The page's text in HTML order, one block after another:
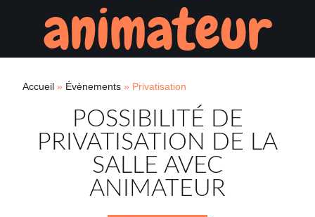
animateur
Accueil » Évènements » Privatisation
POSSIBILITÉ DE
PRIVATISATION DE LA
SALLE AVEC
ANIMATEUR